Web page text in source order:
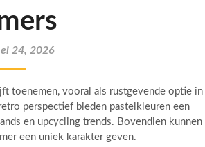
24, 2026
toenemen, vooral als rustgevende optie in
perspectief bieden pastelkleuren een
en upcycling trends. Bovendien kunnen
een uniek karakter geven.